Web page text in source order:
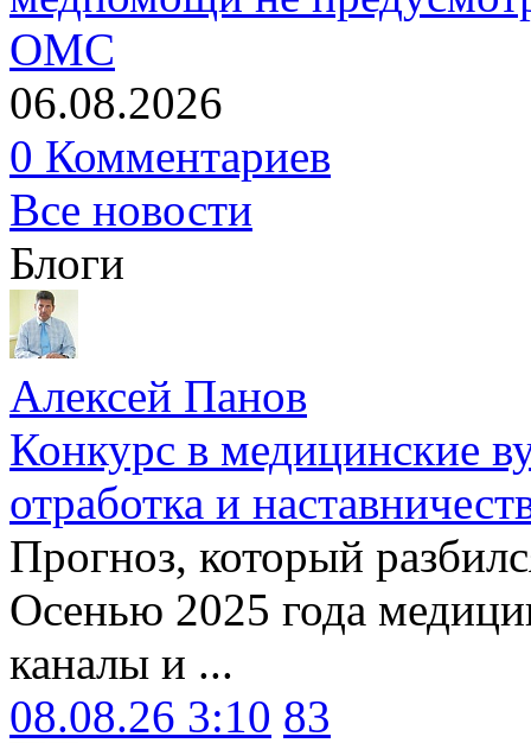
ОМС
06.08.2026
0 Комментариев
Все новости
Блоги
Алексей Панов
Конкурс в медицинские
отработка и
Прогноз, который
Осенью 2025 года
каналы и ...
08.08.26 3:10 83